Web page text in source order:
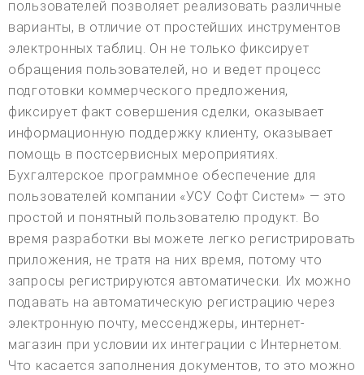
пользователей позволяет реализовать различные
варианты, в отличие от простейших инструментов
электронных таблиц. Он не только фиксирует
обращения пользователей, но и ведет процесс
подготовки коммерческого предложения,
фиксирует факт совершения сделки, оказывает
информационную поддержку клиенту, оказывает
помощь в постсервисных мероприятиях.
Бухгалтерское программное обеспечение для
пользователей компании «УСУ Софт Систем» — это
простой и понятный пользователю продукт. Во
время разработки вы можете легко регистрировать
приложения, не тратя на них время, потому что
запросы регистрируются автоматически. Их можно
подавать на автоматическую регистрацию через
электронную почту, мессенджеры, интернет-
магазин при условии их интеграции с Интернетом.
Что касается заполнения документов, то это можно